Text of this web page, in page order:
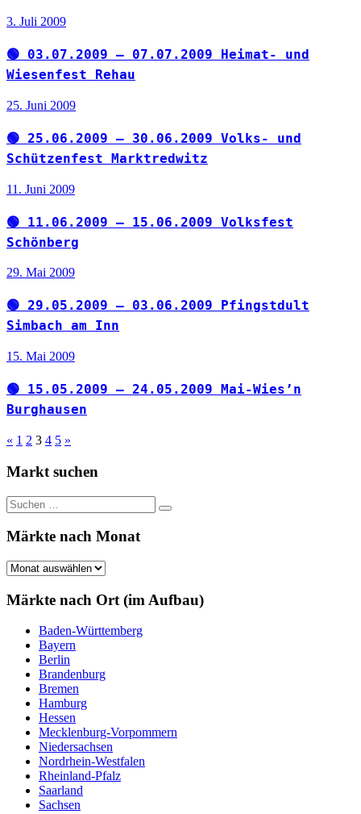
3. Juli 2009
🟢 03.07.2009 – 07.07.2009 Heimat- und
Wiesenfest Rehau
25. Juni 2009
🟢 25.06.2009 – 30.06.2009 Volks- und
Schützenfest Marktredwitz
11. Juni 2009
🟢 11.06.2009 – 15.06.2009 Volksfest
Schönberg
29. Mai 2009
🟢 29.05.2009 – 03.06.2009 Pfingstdult
Simbach am Inn
15. Mai 2009
🟢 15.05.2009 – 24.05.2009 Mai-Wies’n
Burghausen
Seitennummerierung
der
« Vorherige
1 2 3 4 5 Nächste
»
Markt suchen
Suchen
nach:
Suchen
Märkte nach Monat
Märkte
Monat
Märkte nach Ort (im Aufbau)
Baden-Württemberg
Bayern
Berlin
Brandenburg
Bremen
Hamburg
Hessen
Mecklenburg-Vorpommern
Niedersachsen
Nordrhein-Westfalen
Rheinland-Pfalz
Saarland
Sachsen